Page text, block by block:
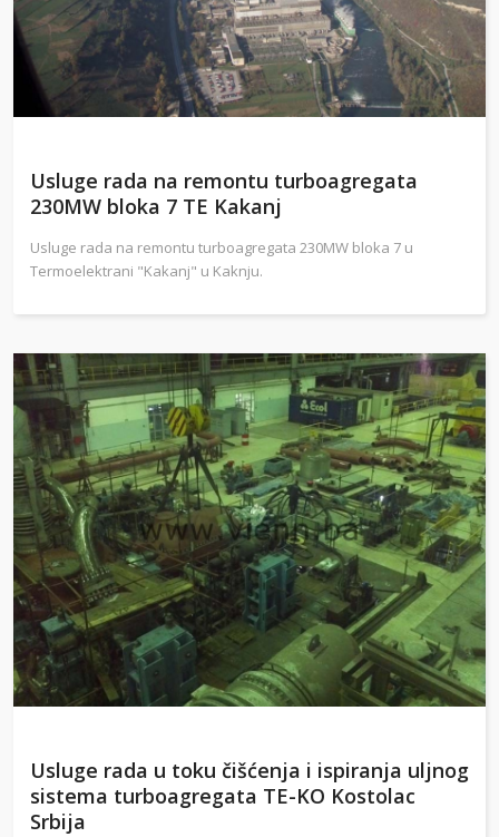
Usluge rada na remontu turboagregata
230MW bloka 7 TE Kakanj
Usluge rada na remontu turboagregata 230MW bloka 7 u
Termoelektrani "Kakanj" u Kaknju.
Usluge rada u toku čišćenja i ispiranja uljnog
sistema turboagregata TE-KO Kostolac
Srbija